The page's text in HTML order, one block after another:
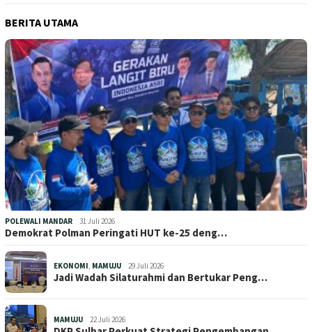
BERITA UTAMA
POLEWALI MANDAR 31 Juli 2026
Demokrat Polman Peringati HUT ke-25 deng…
EKONOMI, MAMUJU 29 Juli 2026
Jadi Wadah Silaturahmi dan Bertukar Peng…
MAMUJU 22 Juli 2026